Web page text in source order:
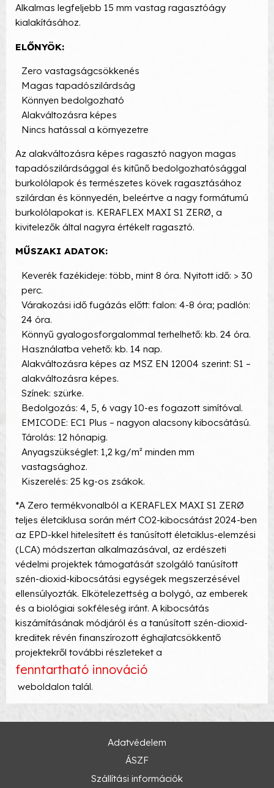
Alkalmas legfeljebb 15 mm vastag ragasztóágy
kialakításához.
ELŐNYÖK:
Zero vastagságcsökkenés
Magas tapadószilárdság
Könnyen bedolgozható
Alakváltozásra képes
Nincs hatással a környezetre
Az alakváltozásra képes ragasztó nagyon magas
tapadószilárdsággal és kitűnő bedolgozhatósággal
burkolólapok és természetes kövek ragasztásához
szilárdan és könnyedén, beleértve a nagy formátumú
burkolólapokat is. KERAFLEX MAXI S1 ZERØ, a
kivitelezők által nagyra értékelt ragasztó.
MŰSZAKI ADATOK:
Keverék fazékideje: több, mint 8 óra. Nyitott idő: > 30
perc.
Várakozási idő fugázás előtt: falon: 4-8 óra; padlón:
24 óra.
Könnyű gyalogosforgalommal terhelhető: kb. 24 óra.
Használatba vehető: kb. 14 nap.
Alakváltozásra képes az MSZ EN 12004 szerint: S1 –
alakváltozásra képes.
Színek: szürke.
Bedolgozás: 4, 5, 6 vagy 10-es fogazott simítóval.
EMICODE: EC1 Plus – nagyon alacsony kibocsátású.
Tárolás: 12 hónapig.
Anyagszükséglet: 1,2 kg/m² minden mm
vastagsághoz.
Kiszerelés: 25 kg-os zsákok.
*A Zero termékvonalból a KERAFLEX MAXI S1 ZERØ
teljes életciklusa során mért CO2-kibocsátást 2024-ben
az EPD-kkel hitelesített és tanúsított életciklus-elemzési
(LCA) módszertan alkalmazásával, az erdészeti
védelmi projektek támogatását szolgáló tanúsított
szén-dioxid-kibocsátási egységek megszerzésével
ellensúlyozták. Elkötelezettség a bolygó, az emberek
és a biológiai sokféleség iránt. A kibocsátás
kiszámításának módjáról és a tanúsított szén-dioxid-
kreditek révén finanszírozott éghajlatcsökkentő
projektekről további részleteket a
fenntartható innováció
weboldalon talál.
Adatvédelem
ÁSZF
Szállítási információk